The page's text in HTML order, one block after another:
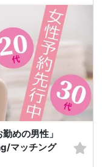
めの男性」
マッチング